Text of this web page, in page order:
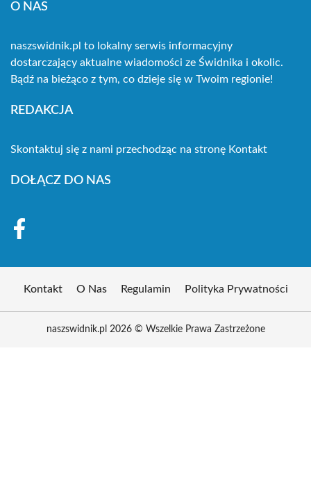
O NAS
naszswidnik.pl to lokalny serwis informacyjny
dostarczający aktualne wiadomości ze Świdnika i okolic.
Bądź na bieżąco z tym, co dzieje się w Twoim regionie!
REDAKCJA
Skontaktuj się z nami przechodząc na stronę Kontakt
DOŁĄCZ DO NAS
Kontakt O Nas Regulamin Polityka Prywatności
naszswidnik.pl 2026 © Wszelkie Prawa Zastrzeżone